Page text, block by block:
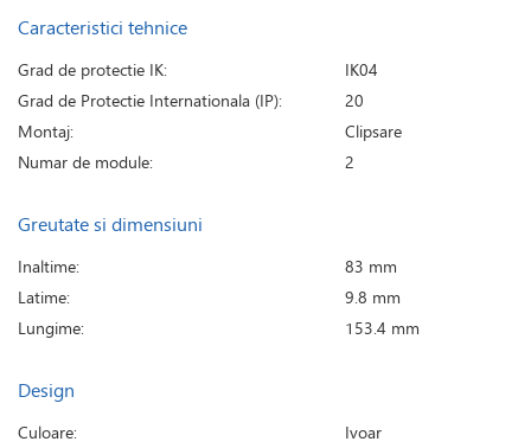
Caracteristici tehnice
Grad de protectie IK:
IK04
Grad de Protectie Internationala (IP):
20
Montaj:
Clipsare
Numar de module:
2
Greutate si dimensiuni
Inaltime:
83 mm
Latime:
9.8 mm
Lungime:
153.4 mm
Design
Culoare:
Ivoar